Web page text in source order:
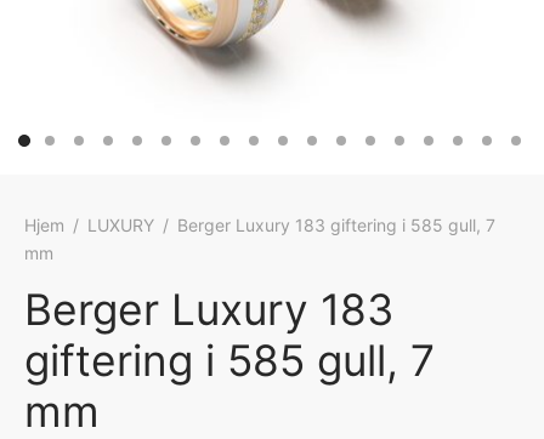
Hjem / LUXURY / Berger Luxury 183 giftering i 585 gull, 7
mm
Berger Luxury 183
giftering i 585 gull, 7
mm